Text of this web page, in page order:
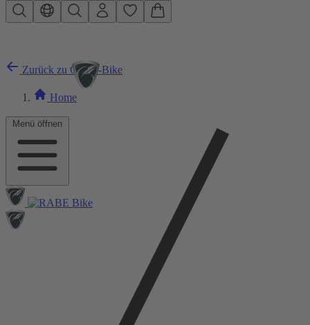
Zum Hauptinhalt springen
Menü öffnen
Zurück zu City E-Bike
Home